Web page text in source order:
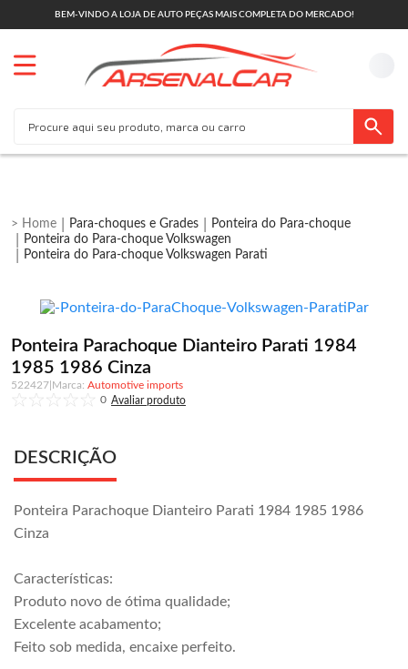
BEM-VINDO A LOJA DE AUTO PEÇAS MAIS COMPLETA DO MERCADO!
Para-choques e Grades
Ponteira do Para-choque
Ponteira do Para-choque Volkswagen
Ponteira do Para-choque Volkswagen Parati
Ponteira Parachoque Dianteiro Parati 1984
1985 1986 Cinza
522427
Automotive imports
0
DESCRIÇÃO
Ponteira Parachoque Dianteiro Parati 1984 1985 1986
Cinza
Características:
Produto novo de ótima qualidade;
Excelente acabamento;
Feito sob medida, encaixe perfeito.